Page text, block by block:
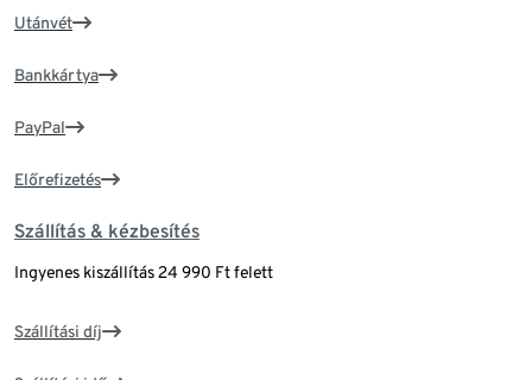
Utánvét
Bankkártya
PayPal
Előrefizetés
Szállítás & kézbesítés
Ingyenes kiszállítás 24 990 Ft felett
Szállítási díj